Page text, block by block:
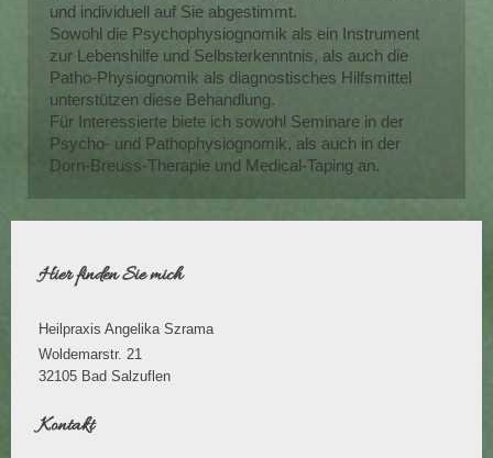
und individuell auf Sie abgestimmt.
Sowohl die Psychophysiognomik als ein Instrument
zur Lebenshilfe und Selbsterkenntnis, als auch die
Patho-Physiognomik als diagnostisches Hilfsmittel
unterstützen diese Behandlung.
Für Interessierte biete ich sowohl Seminare in der
Psycho- und Pathophysiognomik, als auch in der
Dorn-Breuss-Therapie und Medical-Taping an.
Hier finden Sie mich
Heilpraxis Angelika Szrama
Woldemarstr. 21
32105 Bad Salzuflen
Kontakt